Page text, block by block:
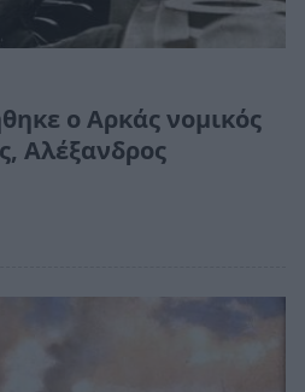
ο Αρκάς νομικός
Αλέξανδρος